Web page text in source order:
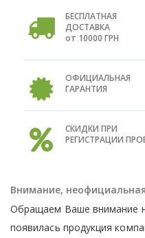
БЕСПЛАТНАЯ
ДОСТАВКА
от 10000 ГРН
ОФИЦИАЛЬНАЯ
ГАРАНТИЯ
СКИДКИ ПРИ
РЕГИСТРАЦИИ
Внимание,
Обращаем Ваше внимание
появилась продукция